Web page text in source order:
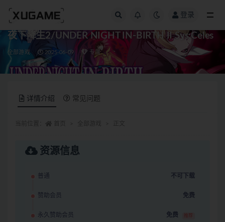
登录
夜下降生2/UNDER NIGHT IN-BIRTH II Sys:Celes
全部游戏 2025-06-09 专属
详情介绍 常见问题
资源信息
普通 不可下载
赞助会员 免费
永久赞助会员 免费 推荐